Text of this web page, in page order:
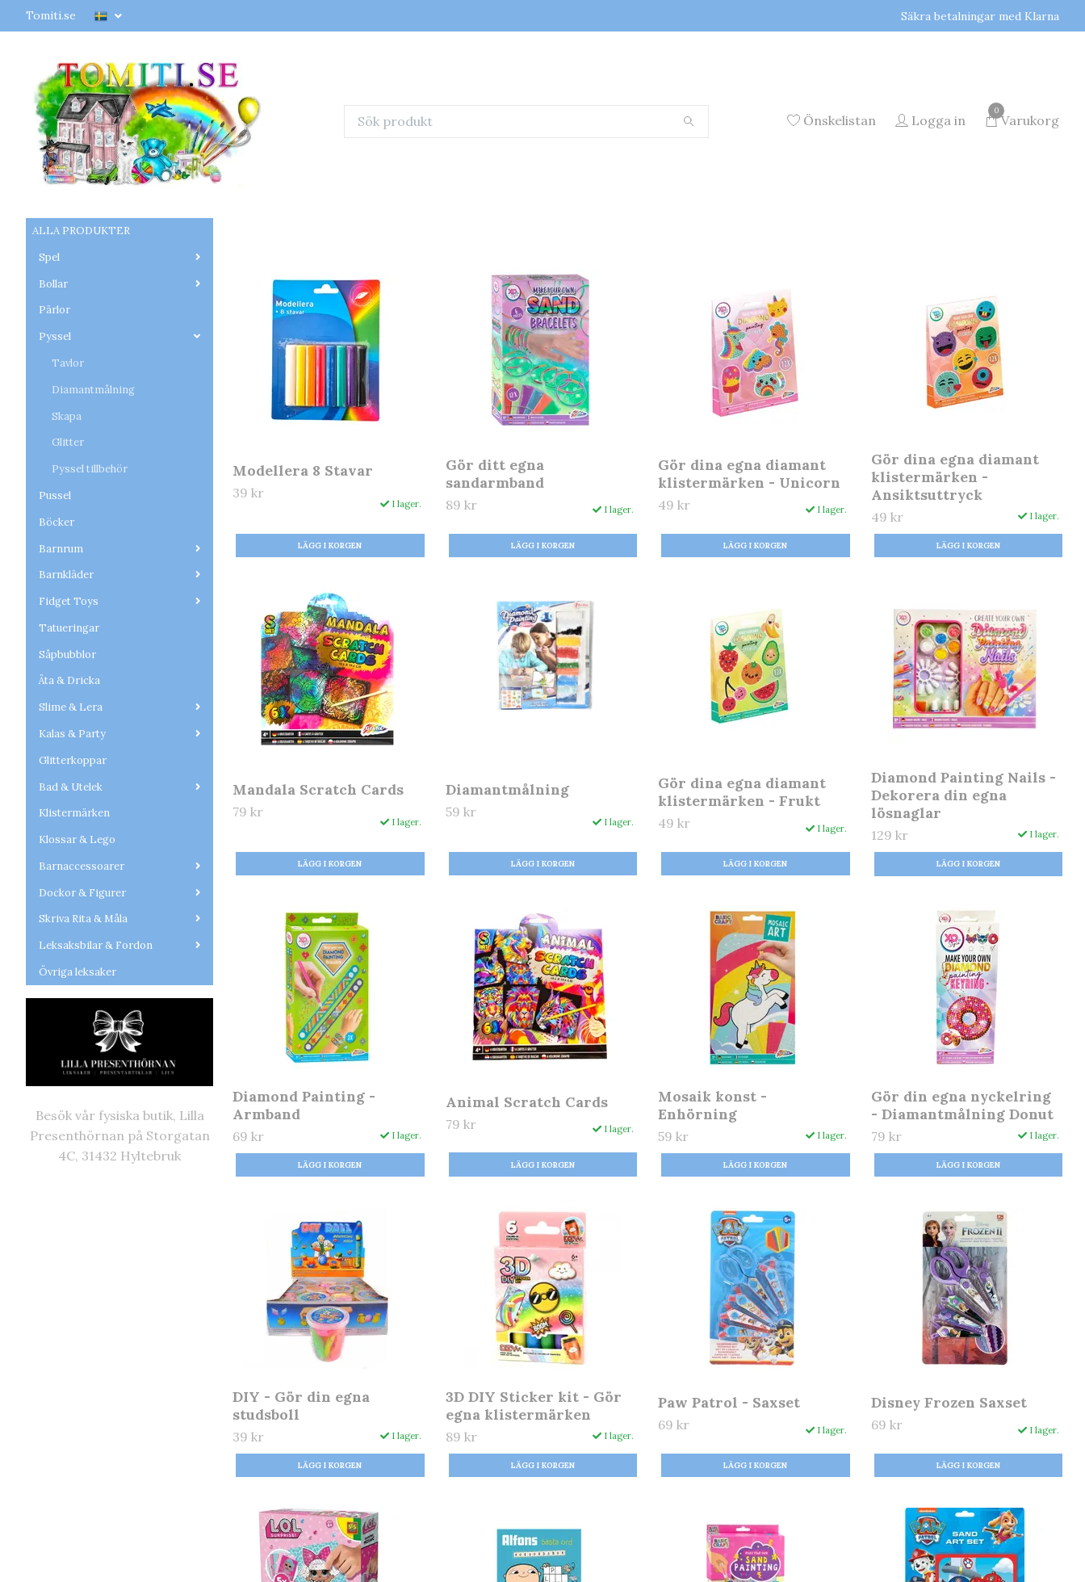
Tomiti.se Säkra betalningar med Klarna
Önskelistan Logga in
0
Varukorg
ALLA PRODUKTER
Spel
Bollar
Pärlor
Pyssel
Tavlor
Diamantmålning
Skapa
Glitter
Pyssel tillbehör
Pussel
Böcker
Barnrum
Barnkläder
Fidget Toys
Tatueringar
Såpbubblor
Äta & Dricka
Slime & Lera
Kalas & Party
Glitterkoppar
Bad & Utelek
Klistermärken
Klossar & Lego
Barnaccessoarer
Dockor & Figurer
Skriva Rita & Måla
Leksaksbilar & Fordon
Övriga leksaker
Besök vår fysiska butik, Lilla
Presenthörnan på Storgatan
4C, 31432 Hyltebruk
Modellera 8 Stavar
39 kr
I lager.
Gör ditt egna
sandarmband
89 kr I lager.
Gör dina egna diamant
klistermärken - Unicorn
49 kr I lager.
Gör dina egna diamant
klistermärken -
Ansiktsuttryck
49 kr I lager.
Mandala Scratch Cards
79 kr
I lager.
Diamantmålning
59 kr
I lager.
Gör dina egna diamant
klistermärken - Frukt
49 kr I lager.
Diamond Painting Nails -
Dekorera din egna
lösnaglar
129 kr I lager.
Diamond Painting -
Armband
69 kr I lager.
Animal Scratch Cards
79 kr I lager.
Mosaik konst -
Enhörning
59 kr I lager.
Gör din egna nyckelring
- Diamantmålning Donut
79 kr I lager.
DIY - Gör din egna
studsboll
39 kr I lager.
3D DIY Sticker kit - Gör
egna klistermärken
89 kr I lager.
Paw Patrol - Saxset
69 kr I lager.
Disney Frozen Saxset
69 kr I lager.